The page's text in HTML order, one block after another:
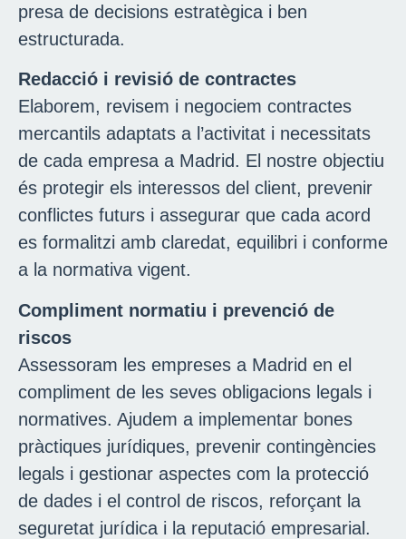
presa de decisions estratègica i ben
estructurada.
Redacció i revisió de contractes
Elaborem, revisem i negociem contractes
mercantils adaptats a l’activitat i necessitats
de cada empresa a Madrid. El nostre objectiu
és protegir els interessos del client, prevenir
conflictes futurs i assegurar que cada acord
es formalitzi amb claredat, equilibri i conforme
a la normativa vigent.
Compliment normatiu i prevenció de
riscos
Assessoram les empreses a Madrid en el
compliment de les seves obligacions legals i
normatives. Ajudem a implementar bones
pràctiques jurídiques, prevenir contingències
legals i gestionar aspectes com la protecció
de dades i el control de riscos, reforçant la
seguretat jurídica i la reputació empresarial.